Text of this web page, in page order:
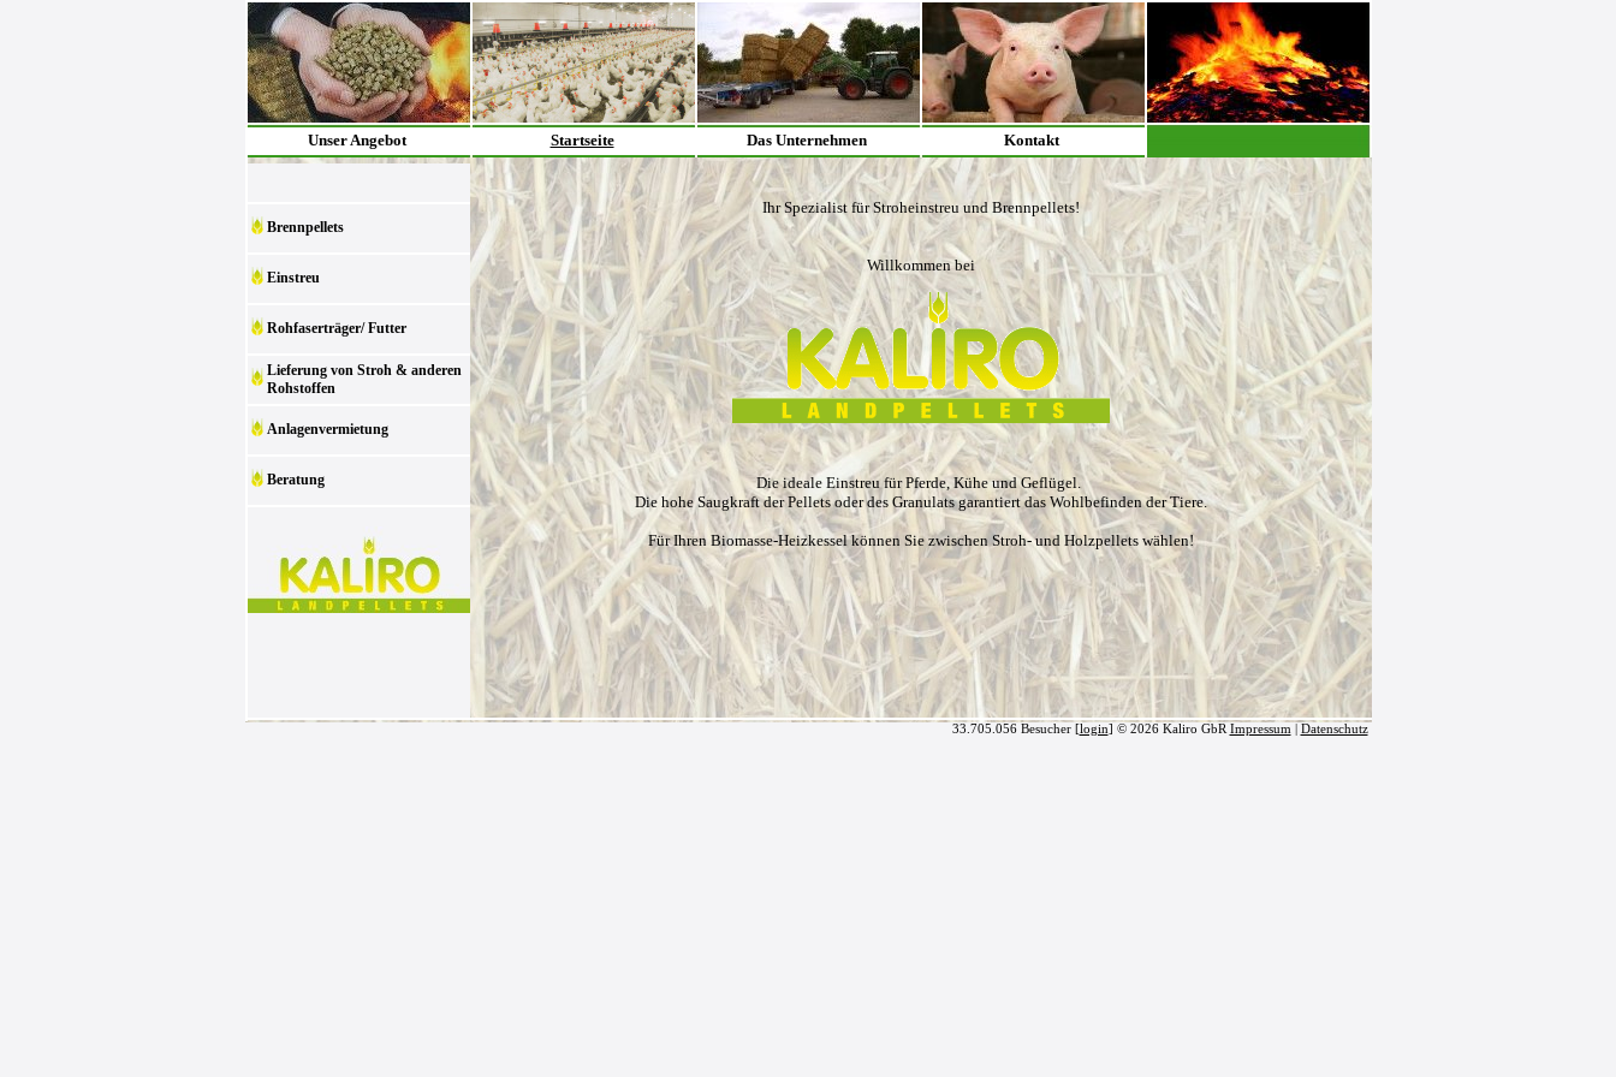
Unser Angebot Startseite Das Unternehmen Kontakt
Brennpellets
Einstreu
Rohfaserträger/ Futter
Lieferung von Stroh & anderen
Rohstoffen
Anlagenvermietung
Beratung
Ihr Spezialist für Stroheinstreu und Brennpellets!
Willkommen bei
Die ideale Einstreu für Pferde, Kühe und Geflügel.
Die hohe Saugkraft der Pellets oder des Granulats garantiert das Wohlbefinden der Tiere.
Für Ihren Biomasse-Heizkessel können Sie zwischen Stroh- und Holzpellets wählen!
33.705.056 Besucher [login] © 2026 Kaliro GbR Impressum Datenschutz